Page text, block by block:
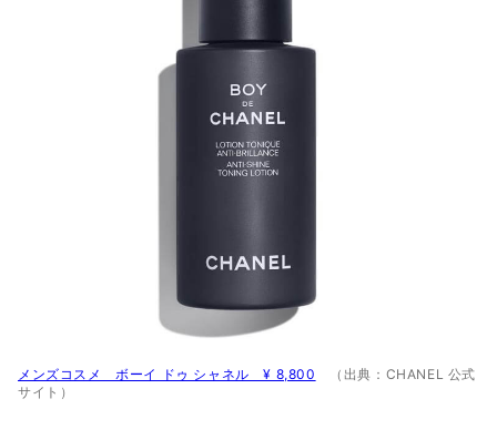
メンズコスメ ボーイ ドゥ シャネル ¥ 8,800
（出典：CHANEL 公式
サイト）